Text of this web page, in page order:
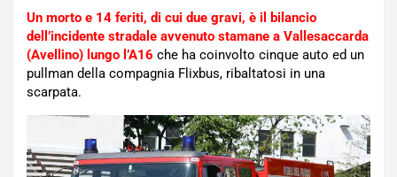
Un morto e 14 feriti, di cui due gravi, è il bilancio
dell’incidente stradale avvenuto stamane a Vallesaccarda
(Avellino) lungo l’A16 che ha coinvolto cinque auto ed un
pullman della compagnia Flixbus, ribaltatosi in una
scarpata.